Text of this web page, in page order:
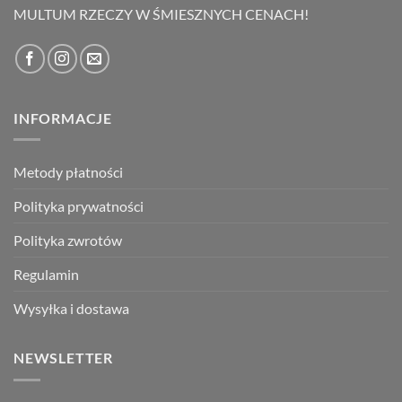
MULTUM RZECZY W ŚMIESZNYCH CENACH!
INFORMACJE
Metody płatności
Polityka prywatności
Polityka zwrotów
Regulamin
Wysyłka i dostawa
NEWSLETTER